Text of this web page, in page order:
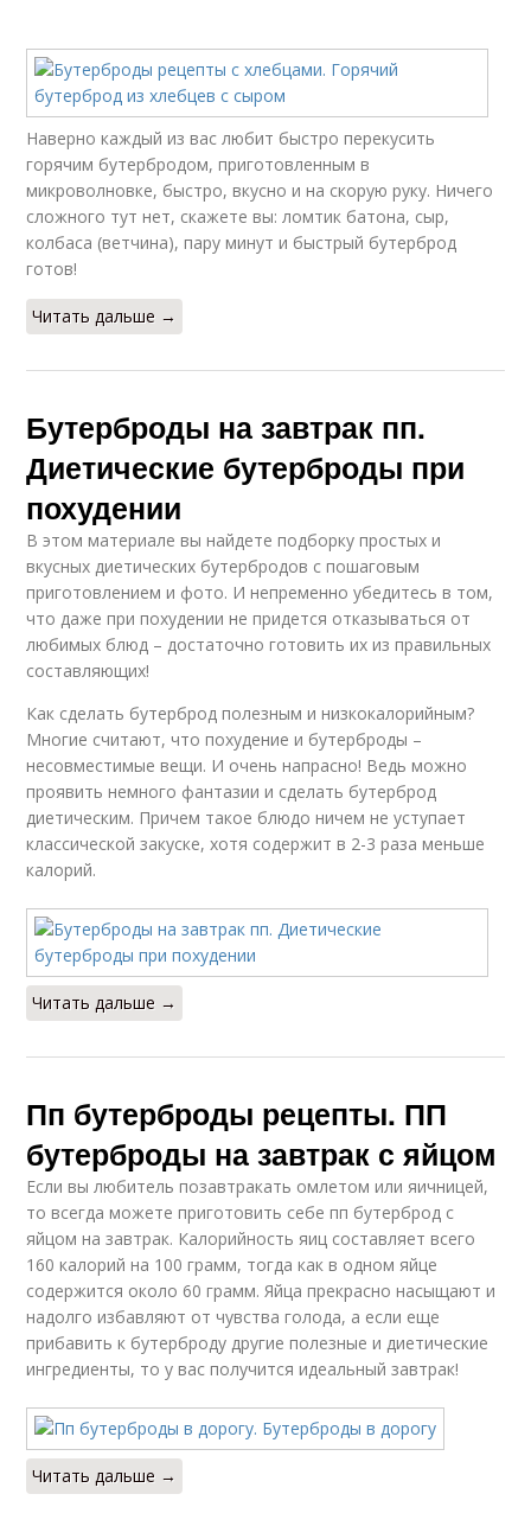
Наверно каждый из вас любит быстро перекусить
горячим бутербродом, приготовленным в
микроволновке, быстро, вкусно и на скорую руку. Ничего
сложного тут нет, скажете вы: ломтик батона, сыр,
колбаса (ветчина), пару минут и быстрый бутерброд
готов!
Читать дальше →
Бутерброды на завтрак пп.
Диетические бутерброды при
похудении
В этом материале вы найдете подборку простых и
вкусных диетических бутербродов с пошаговым
приготовлением и фото. И непременно убедитесь в том,
что даже при похудении не придется отказываться от
любимых блюд – достаточно готовить их из правильных
составляющих!
Как сделать бутерброд полезным и низкокалорийным?
Многие считают, что похудение и бутерброды –
несовместимые вещи. И очень напрасно! Ведь можно
проявить немного фантазии и сделать бутерброд
диетическим. Причем такое блюдо ничем не уступает
классической закуске, хотя содержит в 2-3 раза меньше
калорий.
Читать дальше →
Пп бутерброды рецепты. ПП
бутерброды на завтрак с яйцом
Если вы любитель позавтракать омлетом или яичницей,
то всегда можете приготовить себе пп бутерброд с
яйцом на завтрак. Калорийность яиц составляет всего
160 калорий на 100 грамм, тогда как в одном яйце
содержится около 60 грамм. Яйца прекрасно насыщают и
надолго избавляют от чувства голода, а если еще
прибавить к бутерброду другие полезные и диетические
ингредиенты, то у вас получится идеальный завтрак!
Читать дальше →